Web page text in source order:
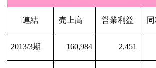
連結 売上高 営業利益
2013/3期 160,984 2,451